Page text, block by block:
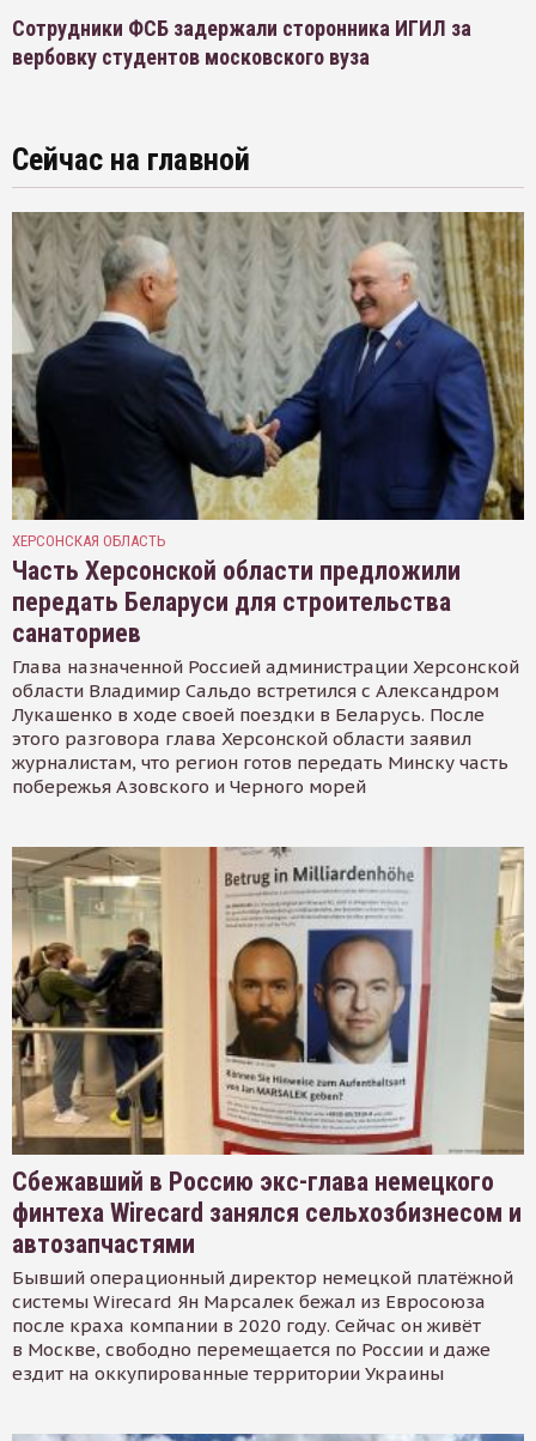
Сотрудники ФСБ задержали сторонника ИГИЛ за
вербовку студентов московского вуза
Сейчас на главной
ХЕРСОНСКАЯ ОБЛАСТЬ
Часть Херсонской области предложили
передать Беларуси для строительства
санаториев
Глава назначенной Россией администрации Херсонской
области Владимир Сальдо встретился с Александром
Лукашенко в ходе своей поездки в Беларусь. После
этого разговора глава Херсонской области заявил
журналистам, что регион готов передать Минску часть
побережья Азовского и Черного морей
Сбежавший в Россию экс-глава немецкого
финтеха Wirecard занялся сельхозбизнесом и
автозапчастями
Бывший операционный директор немецкой платёжной
системы Wirecard Ян Марсалек бежал из Евросоюза
после краха компании в 2020 году. Сейчас он живёт
в Москве, свободно перемещается по России и даже
ездит на оккупированные территории Украины